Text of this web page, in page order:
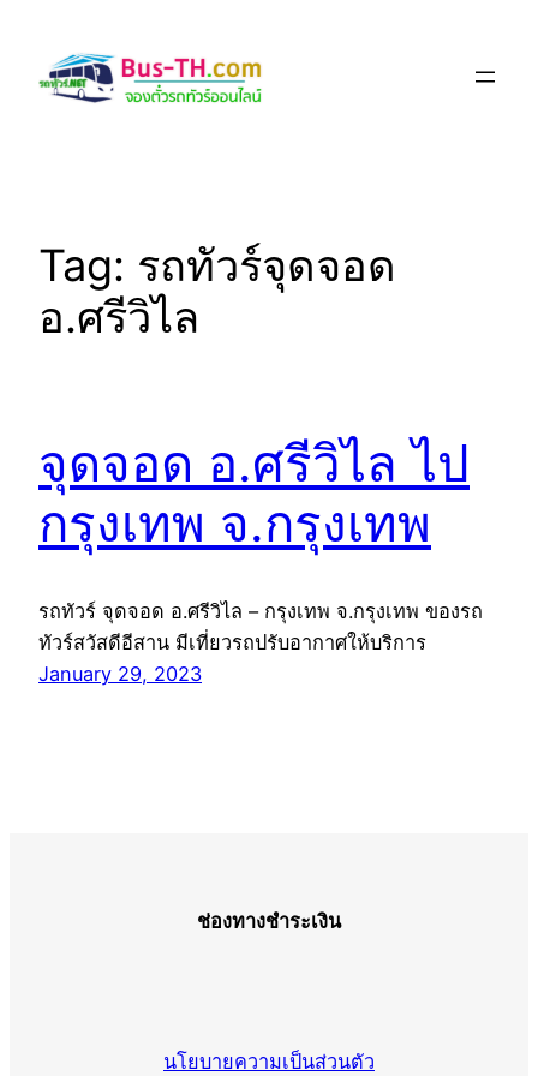
content
Tag: รถทัวร์จุดจอด
อ.ศรีวิไล
จุดจอด อ.ศรีวิไล ไป
กรุงเทพ จ.กรุงเทพ
รถทัวร์ จุดจอด อ.ศรีวิไล – กรุงเทพ จ.กรุงเทพ ของรถ
ทัวร์สวัสดีอีสาน มีเที่ยวรถปรับอากาศให้บริการ
January 29, 2023
ช่องทางชำระเงิน
นโยบายความเป็นส่วนตัว